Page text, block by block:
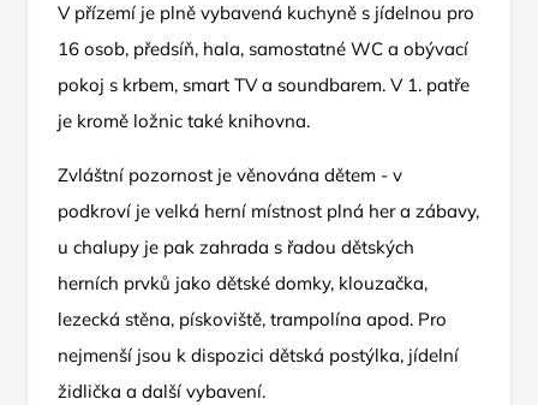
V přízemí je plně vybavená kuchyně s jídelnou pro
16 osob, předsíň, hala, samostatné WC a obývací
pokoj s krbem, smart TV a soundbarem. V 1. patře
je kromě ložnic také knihovna.
Zvláštní pozornost je věnována dětem - v
podkroví je velká herní místnost plná her a zábavy,
u chalupy je pak zahrada s řadou dětských
herních prvků jako dětské domky, klouzačka,
lezecká stěna, pískoviště, trampolína apod. Pro
nejmenší jsou k dispozici dětská postýlka, jídelní
židlička a další vybavení.